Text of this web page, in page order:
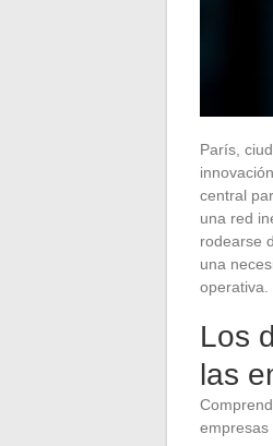
París,
central
una red
rodearse
una
operativa.
Los
las
empresas